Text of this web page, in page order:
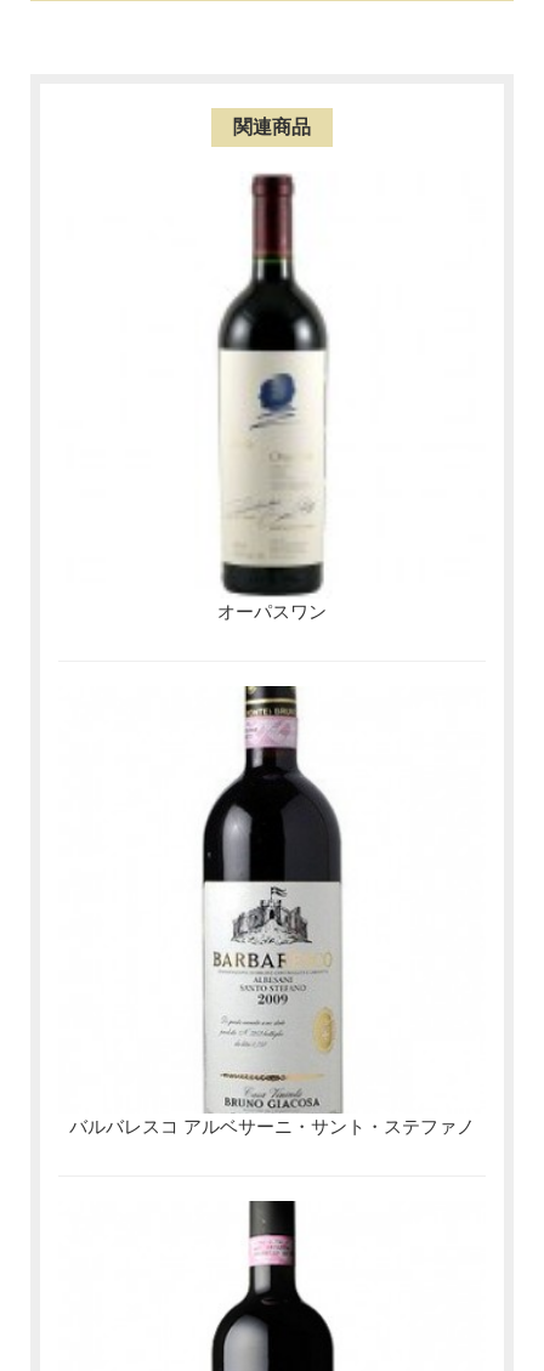
関連商品
オーパスワン
バルバレスコ アルベサーニ・サント・ステファノ